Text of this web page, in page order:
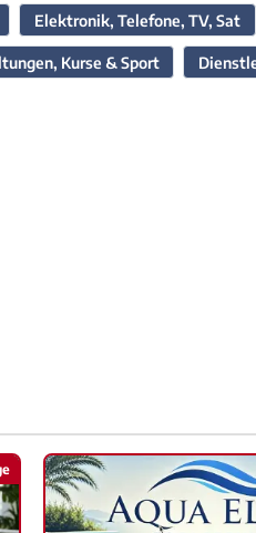
Elektronik, Telefone, TV, Sat
Kurse & Sport